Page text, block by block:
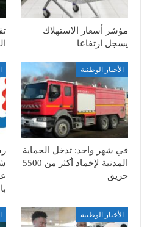
مؤشر أسعار الاستهلاك
يسجل ارتفاعا
الأخبار الوطنية
في شهر واحد: تدخل الحماية
المدنية لإخماد أكثر من 5500
حريق
الأخبار الوطنية